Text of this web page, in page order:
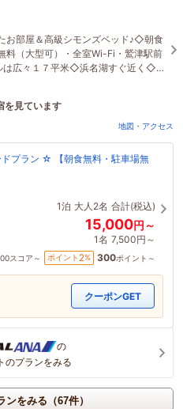
お部屋＆高級シモンズベッド♪◇朝食
料（大型可）・全室Wi-Fi・鷲津駅前
広々１７平米◇浜名湖すぐ近く◇ビ
ル・ファミリーにもおススメ！
を見ています
地図・アクセス
プラン ☆ 【朝食無料・駐車場無
1泊 大人2名 合計(税込)
15,000円～
1名 7,500円～
スコア～ ポイント 2% 300ポイント～
クーポンGET
の
のプランをみる
をみる（67件）